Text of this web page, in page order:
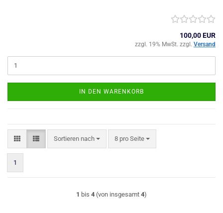
100,00 EUR
zzgl. 19% MwSt. zzgl. Versand
IN DEN WARENKORB
Sortieren nach
Sortieren nach 8 pro Seite
pro Seite
1
1 bis 4 (von insgesamt 4)